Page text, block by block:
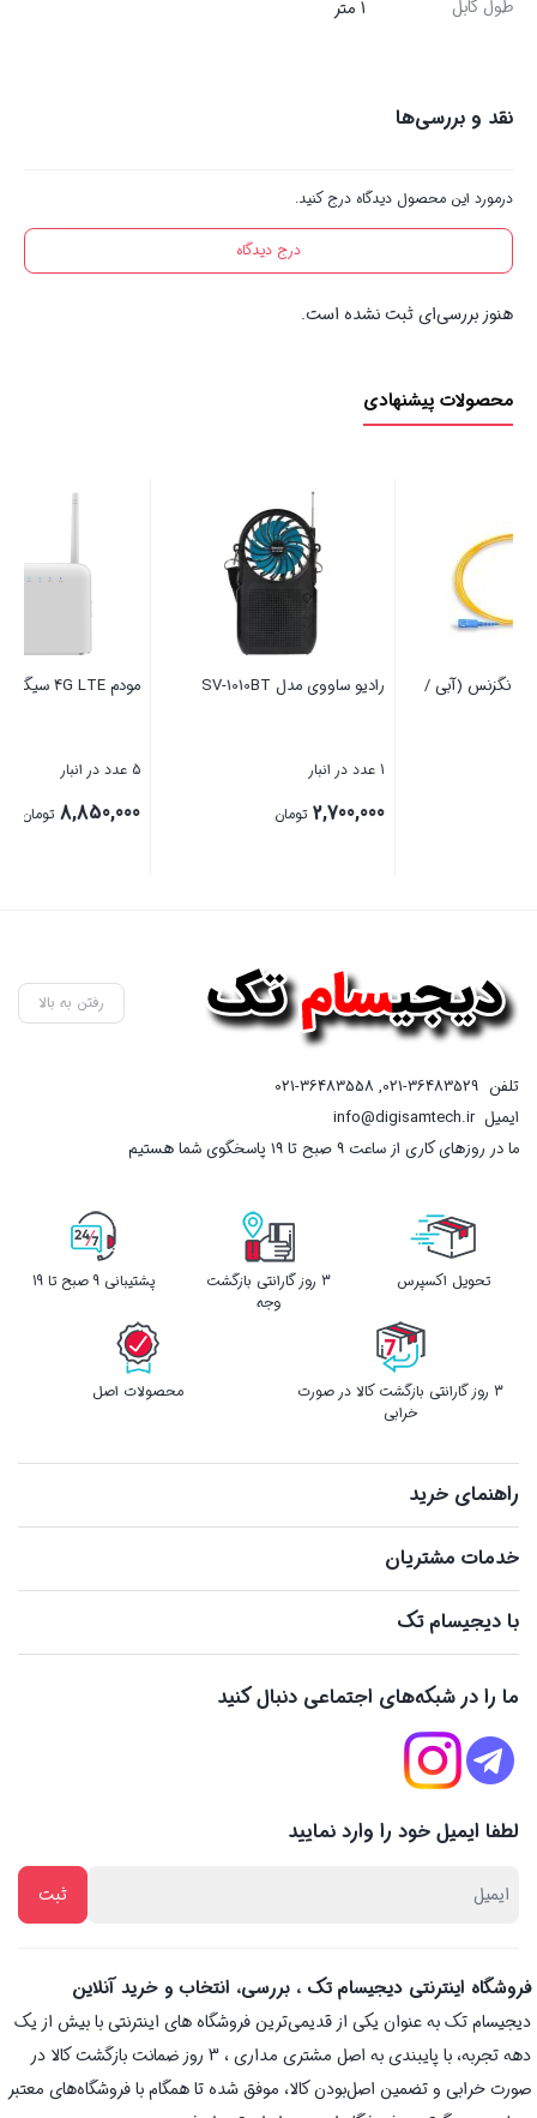
طول کابل 1 متر
نقد و بررسی‌ها
درمورد این محصول دیدگاه درج کنید.
درج دیدگاه
هنوز بررسی‌ای ثبت نشده است.
محصولات پیشنهادی
مودم 4G LTE سیگنالینک مدل R201
8,850,000 تومان
پایه دیواری تلویزیون تی وی
4,875,000 تومان
رفتن به بالا
تلفن 021-36483529
,
021-36483558
ایمیلinfo@digisamtech.ir
ما در روزهای کاری از ساعت ۹ صبح تا ۱۹ پاسخگوی شما هستیم
تحویل اکسپرس
3 روز گارانتی بازگشت
وجه
پشتیبانی 9 صبح تا 19
3 روز گارانتی بازگشت کالا در صورت
خرابی
محصولات اصل
راهنمای خرید
خدمات مشتریان
با دیجیسام تک
ما را در شبکه‌های اجتماعی دنبال کنید
لطفا ایمیل خود را وارد نمایید
فروشگاه اینترنتی دیجیسام تک ، بررسی، انتخاب و خرید آنلاین
دیجیسام تک به عنوان یکی از قدیمی‌ترین فروشگاه های اینترنتی با بیش از یک
دهه تجربه، با پایبندی به اصل مشتری مداری ، 3 روز ضمانت بازگشت کالا در
صورت خرابی و تضمین اصل‌بودن کالا، موفق شده تا همگام با فروشگاه‌های معتبر